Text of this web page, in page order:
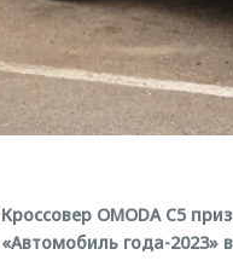
Кроссовер OMODA C5
«Автомобиль года-